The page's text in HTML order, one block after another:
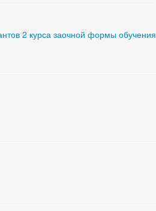
2 курса заочной формы обучения